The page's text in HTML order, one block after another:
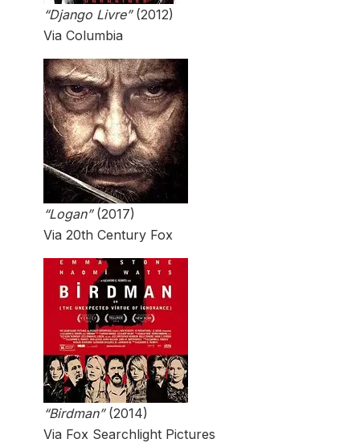
“Django Livre”(2012)
Via Columbia
“Logan”(2017)
Via 20th Century Fox
“Birdman”(2014)
Via Fox Searchlight Pictures